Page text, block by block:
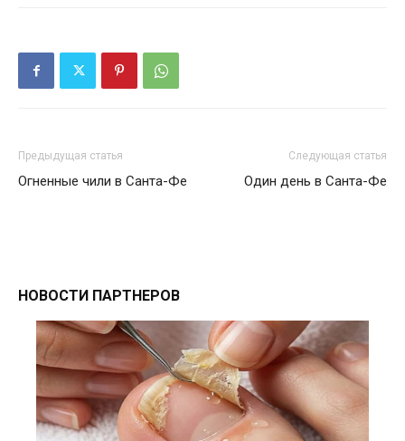
Предыдущая статья
Огненные чили в Санта-Фе
Следующая статья
Один день в Санта-Фе
НОВОСТИ ПАРТНЕРОВ